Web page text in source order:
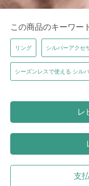
この商品のキーワー
リング シルバーアクセ
シーズンレスで使える シル
レ
支